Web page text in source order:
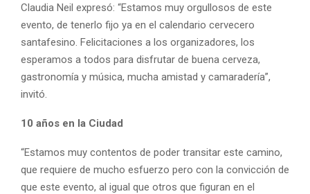
Claudia Neil expresó: “Estamos muy orgullosos de este
evento, de tenerlo fijo ya en el calendario cervecero
santafesino. Felicitaciones a los organizadores, los
esperamos a todos para disfrutar de buena cerveza,
gastronomía y música, mucha amistad y camaradería”,
invitó.
10 años en la Ciudad
“Estamos muy contentos de poder transitar este camino,
que requiere de mucho esfuerzo pero con la convicción de
que este evento, al igual que otros que figuran en el